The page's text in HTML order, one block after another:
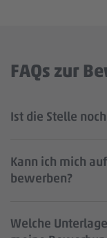
FAQs zur
Ist die Stelle
Kann ich mich
bewerben?
Welche